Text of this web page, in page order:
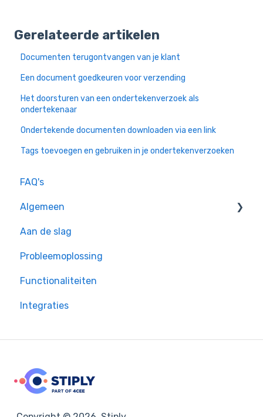
Gerelateerde artikelen
Documenten terugontvangen van je klant
Een document goedkeuren voor verzending
Het doorsturen van een ondertekenverzoek als
ondertekenaar
Ondertekende documenten downloaden via een link
Tags toevoegen en gebruiken in je ondertekenverzoeken
FAQ's
Algemeen
Privacy & Rechtsgeldigheid
Enterprise instellingen
Inloggen
Aan de slag
Probleemoplossing
Functionaliteiten
Integraties